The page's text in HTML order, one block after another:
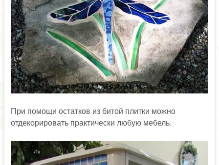
При помощи остатков из битой плитки можно
отдекорировать практически любую мебель.